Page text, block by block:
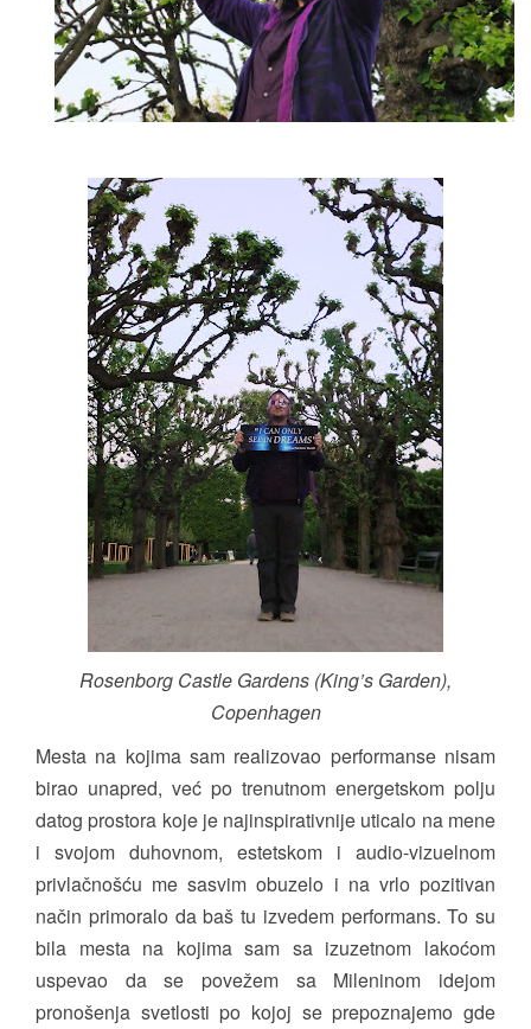
Rosenborg Castle Gardens (King’s Garden),
Copenhagen
Mesta na kojima sam realizovao performanse nisam
birao unapred, već po trenutnom energetskom polju
datog prostora koje je najinspirativnije uticalo na mene
i svojom duhovnom, estetskom i audio-vizuelnom
privlačnošću me sasvim obuzelo i na vrlo pozitivan
način primoralo da baš tu izvedem performans. To su
bila mesta na kojima sam sa izuzetnom lakoćom
uspevao da se povežem sa Mileninom idejom
pronošenja svetlosti po kojoj se prepoznajemo gde